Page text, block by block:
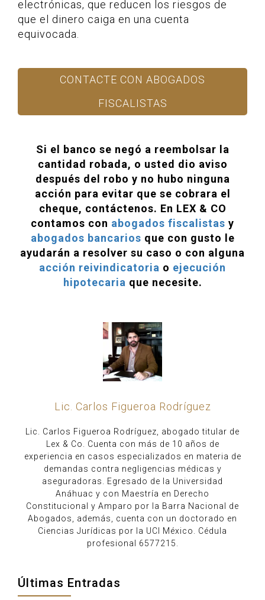
electrónicas, que reducen los riesgos de
que el dinero caiga en una cuenta
equivocada.
CONTACTE CON ABOGADOS
FISCALISTAS
Si el banco se negó a reembolsar la
cantidad robada, o usted dio aviso
después del robo y no hubo ninguna
acción para evitar que se cobrara el
cheque, contáctenos. En LEX & CO
contamos con abogados fiscalistas y
abogados bancarios que con gusto le
ayudarán a resolver su caso o con alguna
acción reivindicatoria o ejecución
hipotecaria que necesite.
Lic. Carlos Figueroa Rodríguez
Lic. Carlos Figueroa Rodríguez, abogado titular de
Lex & Co. Cuenta con más de 10 años de
experiencia en casos especializados en materia de
demandas contra negligencias médicas y
aseguradoras. Egresado de la Universidad
Anáhuac y con Maestría en Derecho
Constitucional y Amparo por la Barra Nacional de
Abogados, además, cuenta con un doctorado en
Ciencias Jurídicas por la UCI México. Cédula
profesional 6577215.
Últimas Entradas